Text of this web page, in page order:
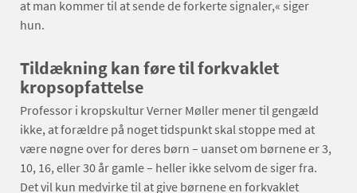
at man kommer til at sende de forkerte signaler,« siger
hun.
Tildækning kan føre til forkvaklet
kropsopfattelse
Professor i kropskultur Verner Møller mener til gengæld
ikke, at forældre på noget tidspunkt skal stoppe med at
være nøgne over for deres børn – uanset om børnene er 3,
10, 16, eller 30 år gamle – heller ikke selvom de siger fra.
Det vil kun medvirke til at give børnene en forkvaklet